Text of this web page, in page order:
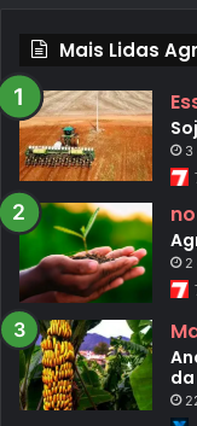
Mais Lidas
3
2